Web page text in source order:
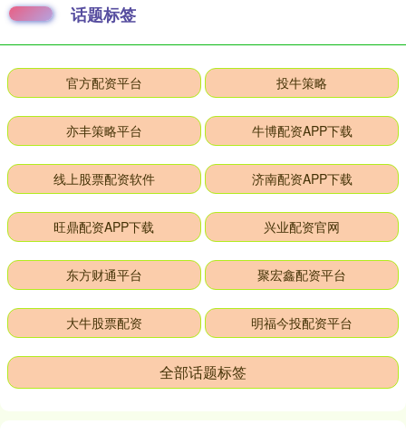
话题标签
官方配资平台 投牛策略
亦丰策略平台 牛博配资APP下载
线上股票配资软件 济南配资APP下载
旺鼎配资APP下载 兴业配资官网
东方财通平台 聚宏鑫配资平台
大牛股票配资 明福今投配资平台
全部话题标签